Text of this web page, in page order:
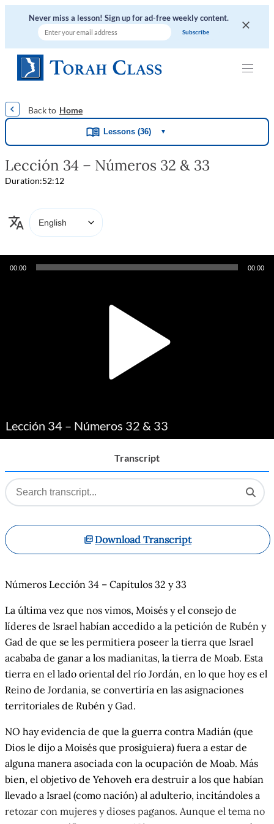
Never miss a lesson! Sign up for ad-free weekly content.
Home
Lessons (36) ▼
Lección 34 – Números 32 & 33
Duration:52:12
00:00 00:00
Lección 34 – Números 32 & 33
Transcript
Download Transcript
Números Lección 34 – Capítulos 32 y 33
La última vez que nos vimos, Moisés y el consejo de
líderes de Israel habían accedido a la petición de Rubén y
Gad de que se les permitiera poseer la tierra que Israel
acababa de ganar a los madianitas, la tierra de Moab. Esta
tierra en el lado oriental del río Jordán, en lo que hoy es el
Reino de Jordania, se convertiría en las asignaciones
territoriales de Rubén y Gad.
NO hay evidencia de que la guerra contra Madián (que
Dios le dijo a Moisés que prosiguiera) fuera a estar de
alguna manera asociada con la ocupación de Moab. Más
bien, el objetivo de Yehoveh era destruir a los que habían
llevado a Israel (como nación) al adulterio, incitándoles a
retozar con mujeres y dioses paganos. Aunque el tema no